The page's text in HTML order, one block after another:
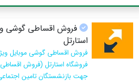
فروش اقساطی گوشی
استارتل
فروش اقساطی گوشی موبایل
فروشگاه استارتل (فروش
جهت بازنشستگان تامین